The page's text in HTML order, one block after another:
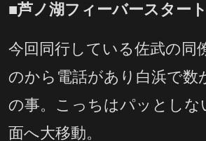
■芦ノ湖フィーバースタート
今回同行している佐武の同
のから電話があり白浜で数
の事。こっちはパッとしな
面へ大移動。